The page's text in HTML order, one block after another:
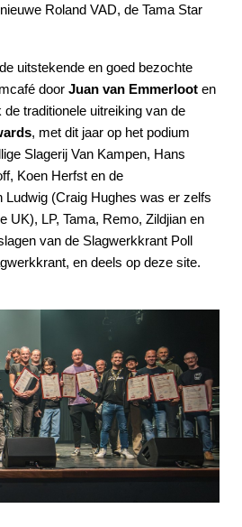
Roland VAD, de Tama Star
uitstekende en goed bezochte
door Juan van Emmerloot en
de traditionele uitreiking van de
, met dit jaar op het podium
Slagerij Van Kampen, Hans
Koen Herfst en de
Ludwig (Craig Hughes was er zelfs
UK), LP, Tama, Remo, Zildjian en
van de Slagwerkkrant Poll
en deels op deze site.